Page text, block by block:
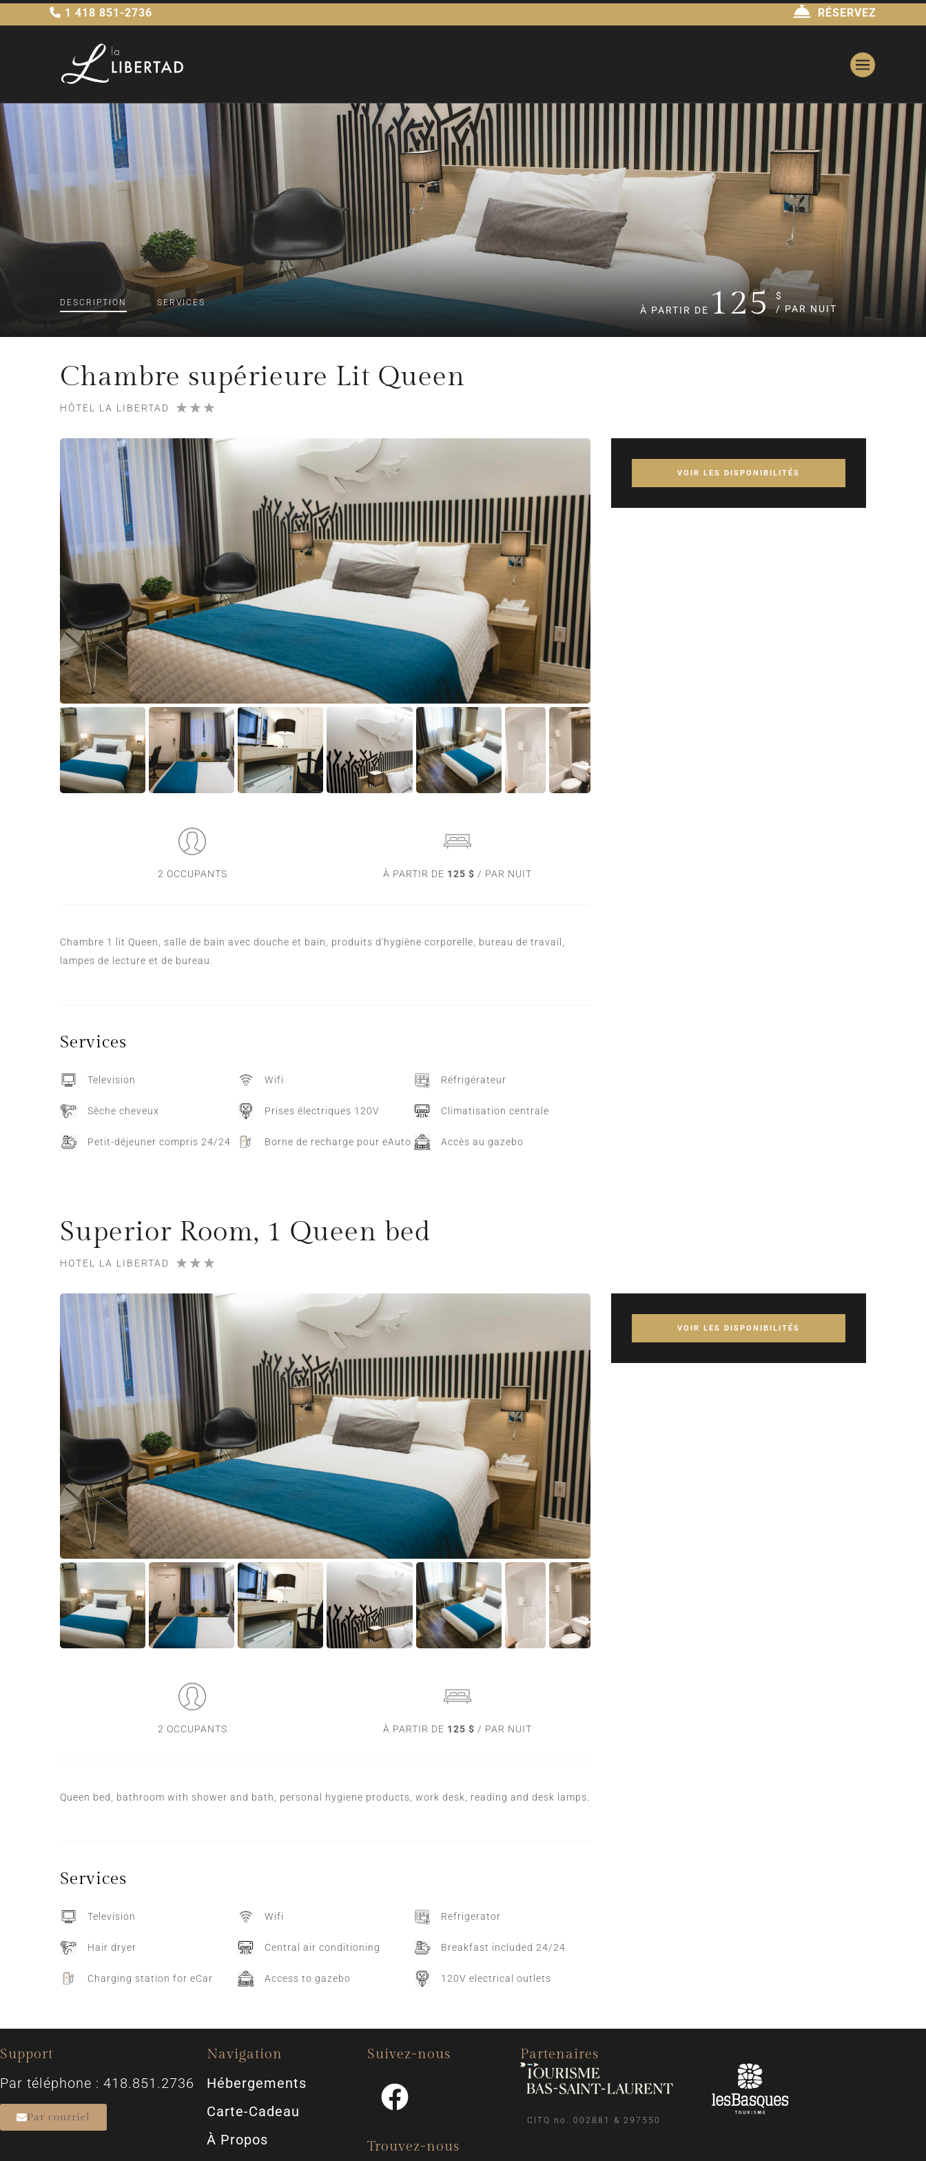
1 418 851-2736 RÉSERVEZ
DESCRIPTION SERVICES
À PARTIR DE125
$
/ PAR NUIT
Chambre supérieure Lit Queen
HÔTEL LA LIBERTAD
2 OCCUPANTS À PARTIR DE 125 $ / PAR NUIT
Chambre 1 lit Queen, salle de bain avec douche et bain, produits d'hygiène corporelle, bureau de travail,
lampes de lecture et de bureau.
Services
Television Wifi Réfrigérateur
Sèche cheveux Prises électriques 120V Climatisation centrale
Petit-déjeuner compris 24/24 Borne de recharge pour eAuto Accès au gazebo
VOIR LES DISPONIBILITÉS
Superior Room, 1 Queen bed
HOTEL LA LIBERTAD
2 OCCUPANTS À PARTIR DE 125 $ / PAR NUIT
Queen bed, bathroom with shower and bath, personal hygiene products, work desk, reading and desk lamps.
Services
Television Wifi Refrigerator
Hair dryer Central air conditioning Breakfast included 24/24
Charging station for eCar Access to gazebo 120V electrical outlets
VOIR LES DISPONIBILITÉS
Support
Par téléphone : 418.851.2736
Par courriel
Navigation
Hébergements
Carte-Cadeau
À Propos
Suivez-nous
Trouvez-nous
Partenaires
CITQ no. 002881 & 297550